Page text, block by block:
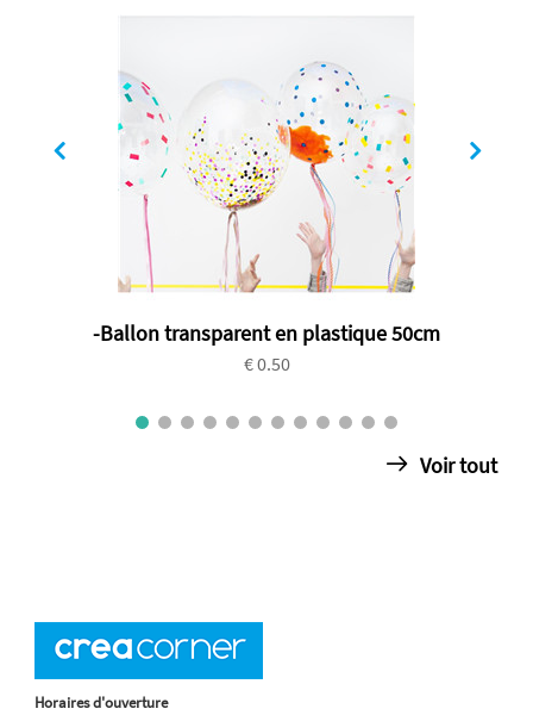
-Ballon transparent en plastique 50cm
€ 0.50
Voir tout
Horaires d'ouverture